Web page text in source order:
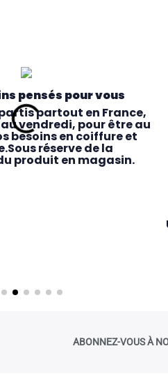
pensés pour vous
partout en France,
vendredi, pour être au
besoins en coiffure et
réserve de la
produit en magasin.
ABONNEZ-VOUS À